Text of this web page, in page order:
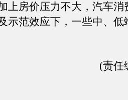
上房价压力不大，汽车消
示范效应下，一些中、低
(责任